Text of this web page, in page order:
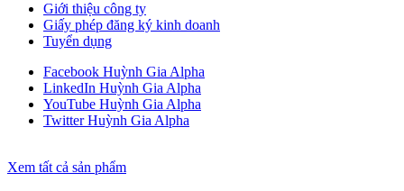
Giới thiệu công ty
Giấy phép đăng ký kinh doanh
Tuyển dụng
Facebook Huỳnh Gia Alpha
LinkedIn Huỳnh Gia Alpha
YouTube Huỳnh Gia Alpha
Twitter Huỳnh Gia Alpha
Xem tất cả sản phẩm